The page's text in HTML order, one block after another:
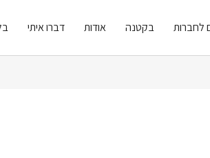
לחברות בקטנה אודות דברו איתי